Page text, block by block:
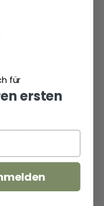
für
ersten